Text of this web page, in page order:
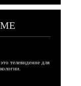
телевидение для